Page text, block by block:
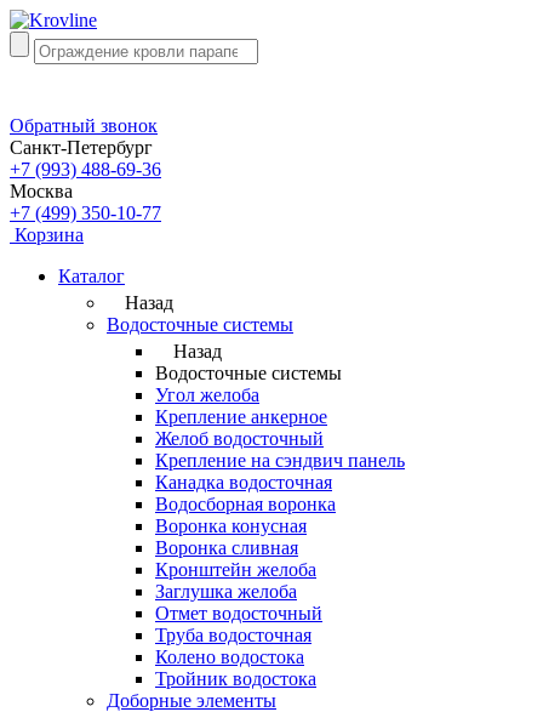
Обратный звонок
Санкт-Петербург
+7 (993) 488-69-36
Москва
+7 (499) 350-10-77
Корзина
Каталог
Назад
Водосточные системы
Назад
Водосточные системы
Угол желоба
Крепление анкерное
Желоб водосточный
Крепление на сэндвич панель
Канадка водосточная
Водосборная воронка
Воронка конусная
Воронка сливная
Кронштейн желоба
Заглушка желоба
Отмет водосточный
Труба водосточная
Колено водостока
Тройник водостока
Доборные элементы